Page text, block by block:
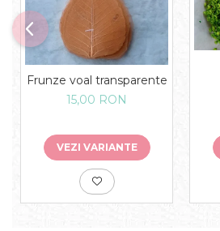
Frunze voal transparente
15,00 RON
VEZI VARIANTE